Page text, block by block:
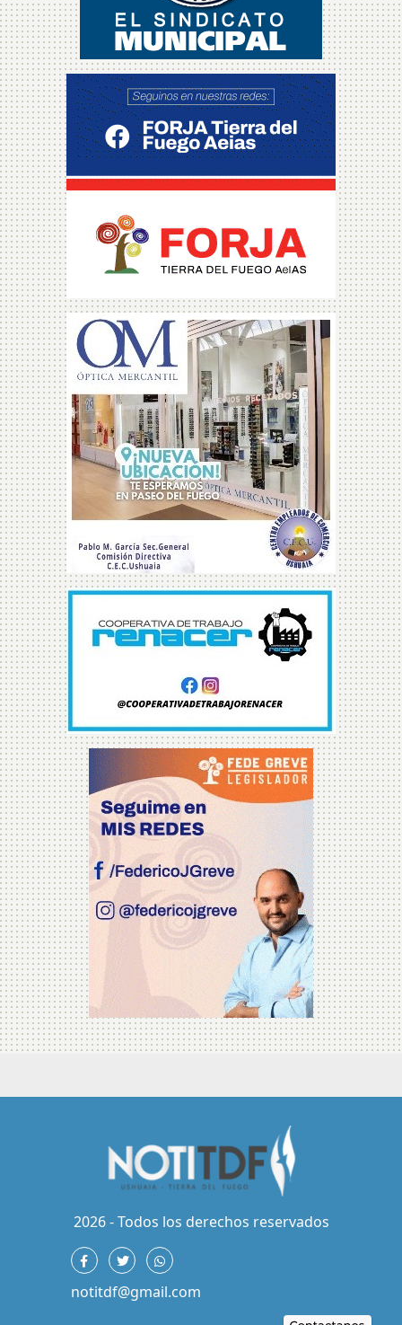
2026 - Todos los derechos reservados
notitdf@gmail.com